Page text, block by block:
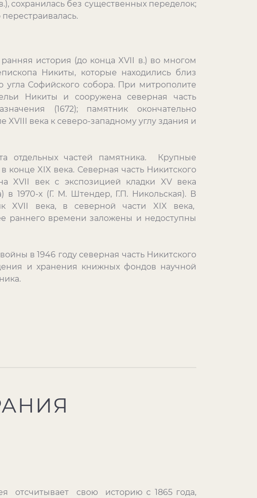
сохранилась без существенных переделок;
история (до конца XVII в.) во многом
Никиты, которые находились близ
угла Софийского собора. При митрополите
Никиты и сооружена северная часть
(1672); памятник окончательно
века к северо-западному углу здания и
отдельных частей памятника. Крупные
конце XIX века. Северная часть Никитского
XVII век с экспозицией кладки XV века
в 1970-х (Г. М. Штендер, Г.П. Никольская). В
XVII века, в северной части XIX века,
раннего времени заложены и недоступны
в 1946 году северная часть Никитского
и хранения книжных фондов научной
отсчитывает свою историю с 1865 года,